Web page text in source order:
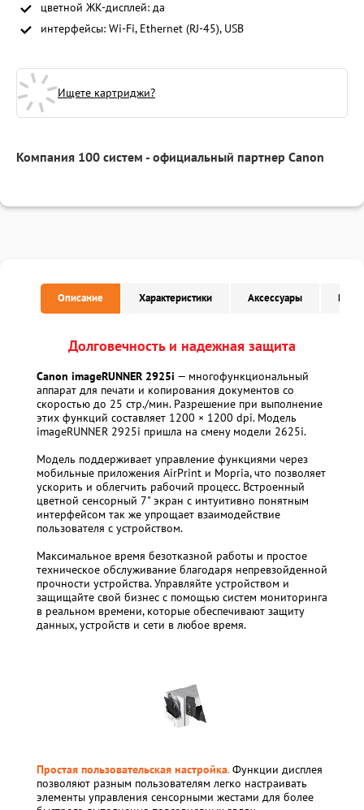
цветной ЖК-дисплей: да
интерфейсы: Wi-Fi, Ethernet (RJ-45), USB
Ищете картриджи?
Компания 100 систем - официальный партнер Canon
Описание Характеристики Аксессуары
Долговечность и надежная защита
Canon imageRUNNER 2925i — многофункциональный
аппарат для печати и копирования документов со
скоростью до 25 стр./мин. Разрешение при выполнение
этих функций составляет 1200 × 1200 dpi. Модель
imageRUNNER 2925i пришла на смену модели 2625i.
Модель поддерживает управление функциями через
мобильные приложения AirPrint и Mopria, что позволяет
ускорить и облегчить рабочий процесс. Встроенный
цветной сенсорный 7" экран с интуитивно понятным
интерфейсом так же упрощает взаимодействие
пользователя с устройством.
Максимальное время безотказной работы и простое
техническое обслуживание благодаря непревзойденной
прочности устройства. Управляйте устройством и
защищайте свой бизнес с помощью систем мониторинга
в реальном времени, которые обеспечивают защиту
данных, устройств и сети в любое время.
Простая пользовательская настройка. Функции дисплея
позволяют разным пользователям легко настраивать
элементы управления сенсорными жестами для более